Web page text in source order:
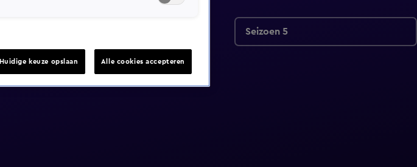
Seizoen 5
Huidige keuze opslaan Alle cookies accepteren